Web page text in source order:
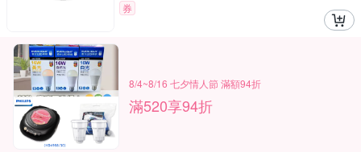
券
8/4~8/16 七夕情人節 滿額94折
滿520享94折